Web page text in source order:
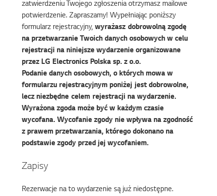
zatwierdzeniu Twojego zgłoszenia otrzymasz mailowe
potwierdzenie. Zapraszamy! Wypełniając poniższy
formularz rejestracyjny, wyrażasz dobrowolną zgodę
na przetwarzanie Twoich danych osobowych w celu
rejestracji na niniejsze wydarzenie organizowane
przez LG Electronics Polska sp. z o.o.
Podanie danych osobowych, o których mowa w
formularzu rejestracyjnym poniżej jest dobrowolne,
lecz niezbędne celem rejestracji na wydarzenie.
Wyrażona zgoda może być w każdym czasie
wycofana. Wycofanie zgody nie wpływa na zgodność
z prawem przetwarzania, którego dokonano na
podstawie zgody przed jej wycofaniem.
Zapisy
Rezerwacje na to wydarzenie są już niedostępne.